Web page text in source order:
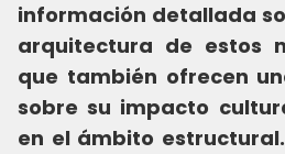
información detallada
arquitectura de estos
que también ofrecen
sobre su impacto
en el ámbito estructural.